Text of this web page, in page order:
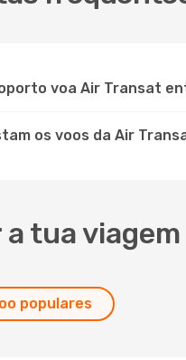
voa Air Transat
os voos da Air
a tua viagem
populares